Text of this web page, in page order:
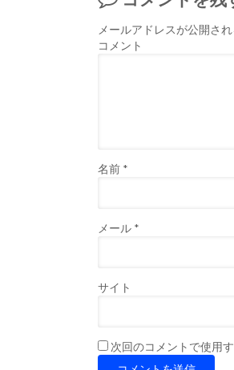
メールアドレスが公開さ
コメント
名前 *
メール *
サイト
次回のコメントで使用